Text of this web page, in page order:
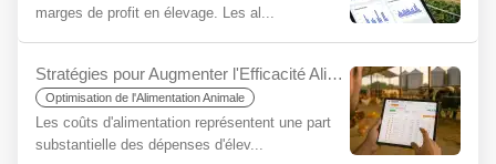
marges de profit en élevage. Les al...
Stratégies pour Augmenter l'Efficacité Alimentaire dans l'Élevage : Maximiser les Bénéfices avec YemYap
Optimisation de l'Alimentation Animale
Les coûts d'alimentation représentent une part
substantielle des dépenses d'élev...